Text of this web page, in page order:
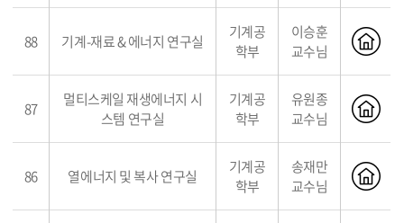
88 기계-재료 & 에너지 연구실
기계공
학부
이승훈
교수님
87
멀티스케일 재생에너지 시
스템 연구실
기계공
학부
유원종
교수님
86 열에너지 및 복사 연구실
기계공
학부
송재만
교수님